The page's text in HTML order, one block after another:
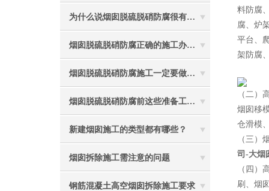
为什么说烟囱脱硫脱硝防腐很有必要
烟囱脱硫脱硝防腐正确的施工办法由高空防腐公司说与你听
烟囱脱硫脱硝防腐施工一定要做好防护工作
烟囱脱硫脱硝防腐前这些准备工作要做到位
新建烟囱施工的类型都有哪些？
烟囱拆除施工需注意的问题
钢筋混凝土高空烟囱拆除施工要求
料防腐
腐、炉
平台、
架防腐
（二）
烟囱移
仓滑模
（三）
司-大烟
（四）
刷、烟